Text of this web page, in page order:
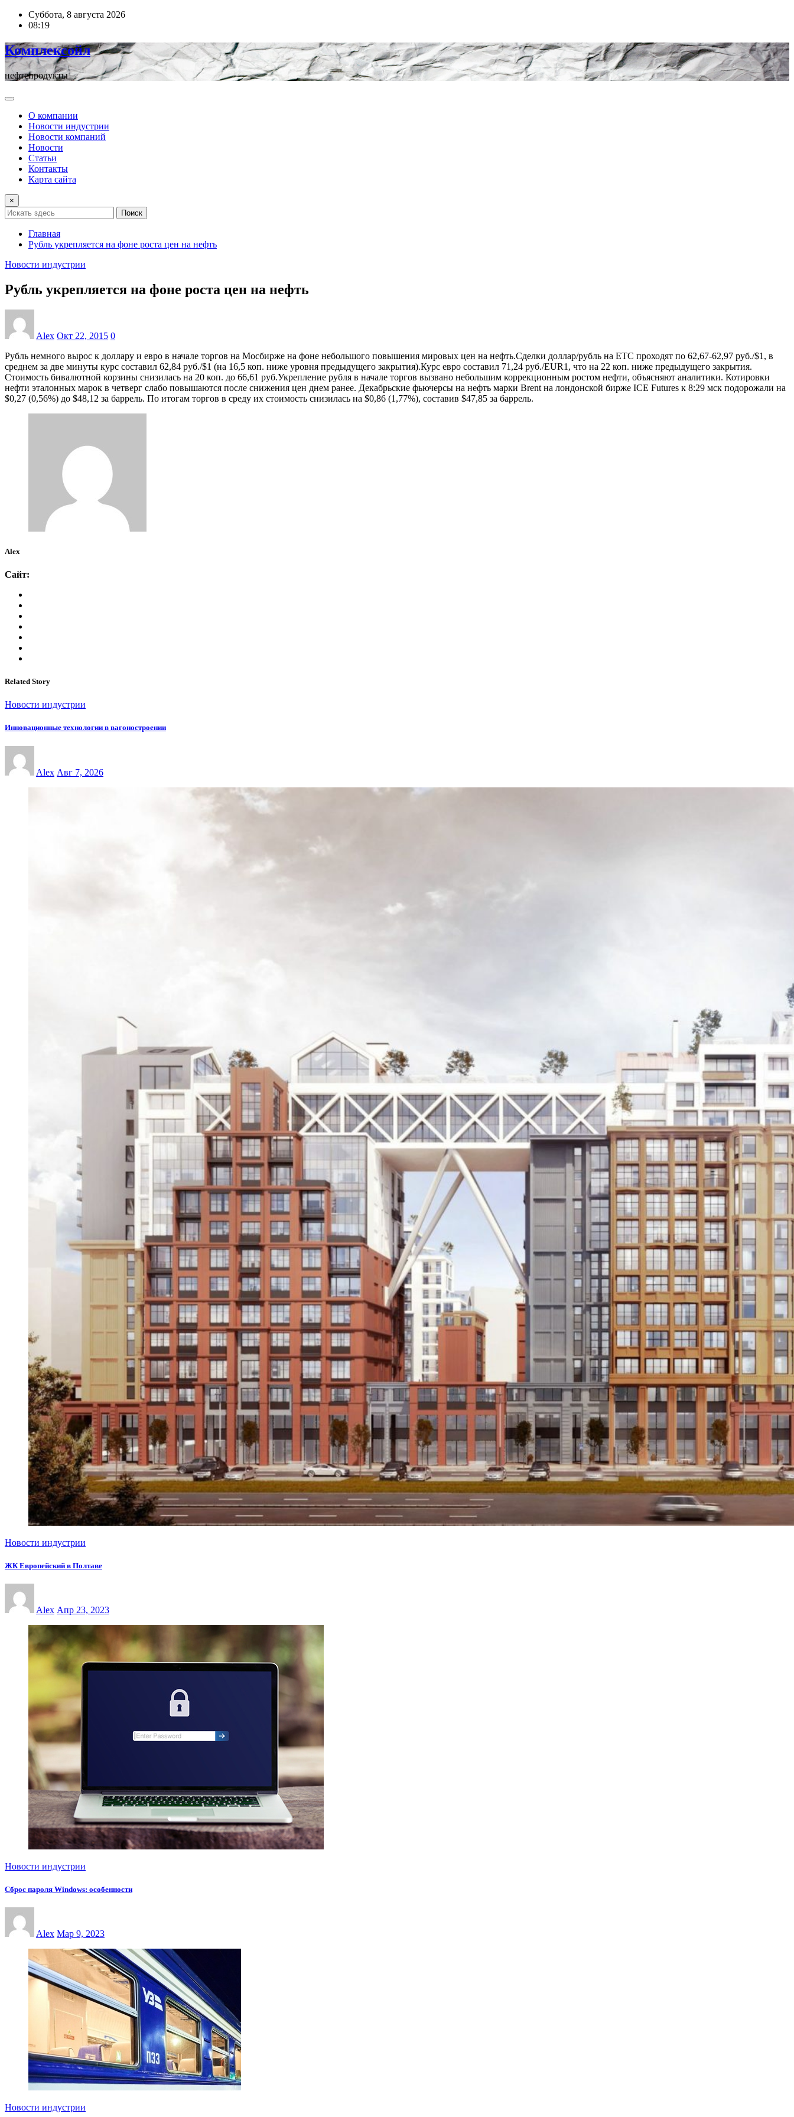
ПерейтиСуббота, 8 августа 2026
08:19
Комплексойл
нефтепродукты
О компании
Новости индустрии
Новости компаний
Новости
Статьи
Контакты
Карта сайта
×
Поиск
Главная
Рубль укрепляется на фоне роста цен на нефть
Новости индустрии
Рубль укрепляется на фоне роста цен на нефть
Alex Окт 22, 2015 0
Рубль немного вырос к доллару и евро в начале торгов на Мосбирже на фоне небольшого повышения мировых цен на нефть.Сделки доллар/рубль на ЕТС проходят по 62,67-62,97 руб./$1, в
среднем за две минуты курс составил 62,84 руб./$1 (на 16,5 коп. ниже уровня предыдущего закрытия).Курс евро составил 71,24 руб./EUR1, что на 22 коп. ниже предыдущего закрытия.
Стоимость бивалютной корзины снизилась на 20 коп. до 66,61 руб.Укрепление рубля в начале торгов вызвано небольшим коррекционным ростом нефти, объясняют аналитики. Котировки
нефти эталонных марок в четверг слабо повышаются после снижения цен днем ранее. Декабрьские фьючерсы на нефть марки Brent на лондонской бирже ICE Futures к 8:29 мск подорожали на
$0,27 (0,56%) до $48,12 за баррель. По итогам торгов в среду их стоимость снизилась на $0,86 (1,77%), составив $47,85 за баррель.
Alex
Сайт:
Related Story
Новости индустрии
Инновационные технологии в вагоностроении
Alex Авг 7, 2026
Новости индустрии
ЖК Европейский в Полтаве
Alex Апр 23, 2023
Новости индустрии
Сброс пароля Windows: особенности
Alex Мар 9, 2023
Новости индустрии